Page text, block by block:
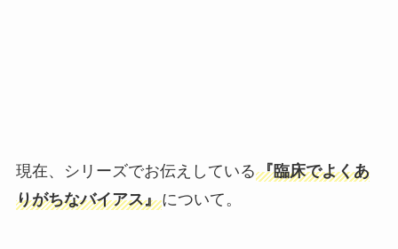
現在、シリーズでお伝えしている『臨床でよくあ
りがちなバイアス』について。